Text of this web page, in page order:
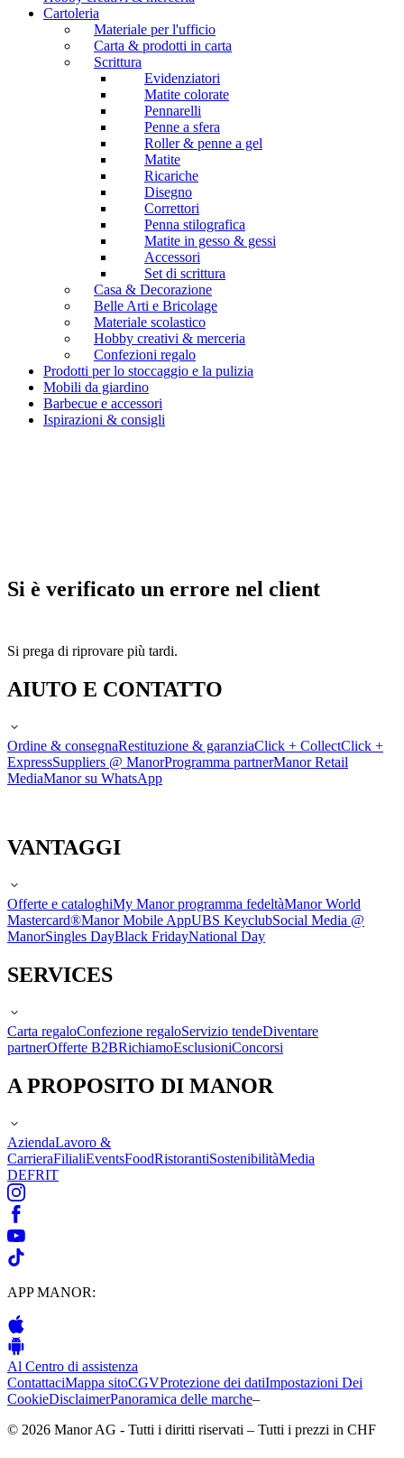
Cartoleria
Materiale per l'ufficio
Carta & prodotti in carta
Scrittura
Evidenziatori
Matite colorate
Pennarelli
Penne a sfera
Roller & penne a gel
Matite
Ricariche
Disegno
Correttori
Penna stilografica
Matite in gesso & gessi
Accessori
Set di scrittura
Casa & Decorazione
Belle Arti e Bricolage
Materiale scolastico
Hobby creativi & merceria
Confezioni regalo
Prodotti per lo stoccaggio e la pulizia
Mobili da giardino
Barbecue e accessori
Ispirazioni & consigli
Si è verificato un errore nel client
Si prega di riprovare più tardi.
AIUTO E CONTATTO
Ordine & consegnaRestituzione & garanziaClick + CollectClick +
ExpressSuppliers @ ManorProgramma partnerManor Retail
MediaManor su WhatsApp
VANTAGGI
Offerte e cataloghiMy Manor programma fedeltàManor World
Mastercard®Manor Mobile AppUBS KeyclubSocial Media @
ManorSingles DayBlack FridayNational Day
SERVICES
Carta regaloConfezione regaloServizio tendeDiventare
partnerOfferte B2BRichiamoEsclusioniConcorsi
A PROPOSITO DI MANOR
AziendaLavoro &
CarrieraFilialiEventsFoodRistorantiSostenibilitàMedia
DEFRIT
APP MANOR:
Al Centro di assistenza
ContattaciMappa sitoCGVProtezione dei datiImpostazioni Dei
CookieDisclaimerPanoramica delle marche–
© 2026 Manor AG - Tutti i diritti riservati – Tutti i prezzi in CHF